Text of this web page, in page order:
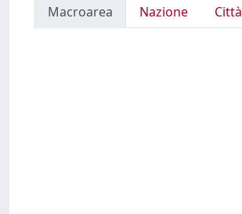
Macroarea Nazione Città